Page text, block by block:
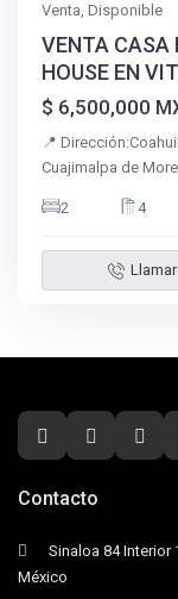
Venta,Disponible
VENTA CASA
HOUSE EN
$ 6,500,000
📍
Cuajimalpa de
2 4
Llamar
Contacto
Sinaloa 84 Interior
México